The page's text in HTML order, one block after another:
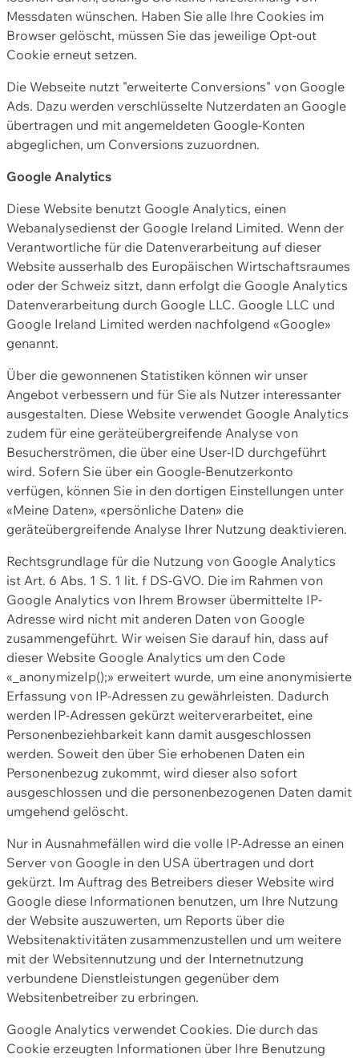
Messdaten wünschen. Haben Sie alle Ihre Cookies im
Browser gelöscht, müssen Sie das jeweilige Opt-out
Cookie erneut setzen.
Die Webseite nutzt "erweiterte Conversions" von Google
Ads. Dazu werden verschlüsselte Nutzerdaten an Google
übertragen und mit angemeldeten Google-Konten
abgeglichen, um Conversions zuzuordnen.
Google Analytics
Diese Website benutzt Google Analytics, einen
Webanalysedienst der Google Ireland Limited. Wenn der
Verantwortliche für die Datenverarbeitung auf dieser
Website ausserhalb des Europäischen Wirtschaftsraumes
oder der Schweiz sitzt, dann erfolgt die Google Analytics
Datenverarbeitung durch Google LLC. Google LLC und
Google Ireland Limited werden nachfolgend «Google»
genannt.
Über die gewonnenen Statistiken können wir unser
Angebot verbessern und für Sie als Nutzer interessanter
ausgestalten. Diese Website verwendet Google Analytics
zudem für eine geräteübergreifende Analyse von
Besucherströmen, die über eine User-ID durchgeführt
wird. Sofern Sie über ein Google-Benutzerkonto
verfügen, können Sie in den dortigen Einstellungen unter
«Meine Daten», «persönliche Daten» die
geräteübergreifende Analyse Ihrer Nutzung deaktivieren.
Rechtsgrundlage für die Nutzung von Google Analytics
ist Art. 6 Abs. 1 S. 1 lit. f DS-GVO. Die im Rahmen von
Google Analytics von Ihrem Browser übermittelte IP-
Adresse wird nicht mit anderen Daten von Google
zusammengeführt. Wir weisen Sie darauf hin, dass auf
dieser Website Google Analytics um den Code
«_anonymizeIp();» erweitert wurde, um eine anonymisierte
Erfassung von IP-Adressen zu gewährleisten. Dadurch
werden IP-Adressen gekürzt weiterverarbeitet, eine
Personenbeziehbarkeit kann damit ausgeschlossen
werden. Soweit den über Sie erhobenen Daten ein
Personenbezug zukommt, wird dieser also sofort
ausgeschlossen und die personenbezogenen Daten damit
umgehend gelöscht.
Nur in Ausnahmefällen wird die volle IP-Adresse an einen
Server von Google in den USA übertragen und dort
gekürzt. Im Auftrag des Betreibers dieser Website wird
Google diese Informationen benutzen, um Ihre Nutzung
der Website auszuwerten, um Reports über die
Websitenaktivitäten zusammenzustellen und um weitere
mit der Websitennutzung und der Internetnutzung
verbundene Dienstleistungen gegenüber dem
Websitenbetreiber zu erbringen.
Google Analytics verwendet Cookies. Die durch das
Cookie erzeugten Informationen über Ihre Benutzung